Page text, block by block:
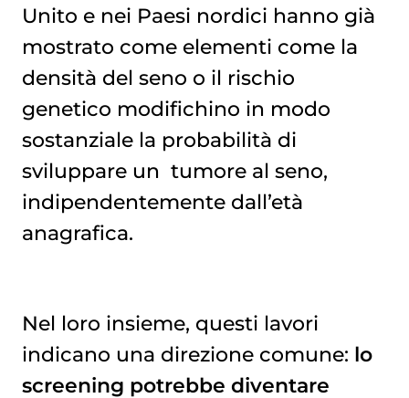
Unito e nei Paesi nordici hanno già
mostrato come elementi come la
densità del seno o il rischio
genetico modifichino in modo
sostanziale la probabilità di
sviluppare un tumore al seno,
indipendentemente dall’età
anagrafica.
Nel loro insieme, questi lavori
indicano una direzione comune: lo
screening potrebbe diventare